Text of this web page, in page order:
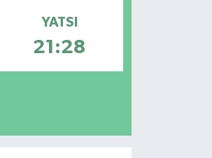
YATSI
21:28